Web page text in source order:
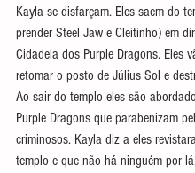
Kayla se disfarçam. Eles saem do
prender Steel Jaw e Cleitinho) em
Cidadela dos Purple Dragons. Eles
retomar o posto de Július Sol e
Ao sair do templo eles são
Purple Dragons que parabenizam
criminosos. Kayla diz a eles
templo e que não há ninguém por